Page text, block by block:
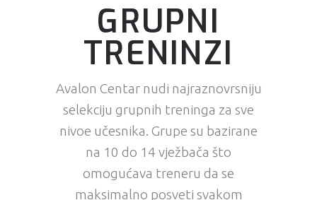
GRUPNI
TRENINZI
Avalon Centar nudi najraznovrsniju
selekciju grupnih treninga za sve
nivoe učesnika. Grupe su bazirane
na 10 do 14 vježbača što
omogućava treneru da se
maksimalno posveti svakom